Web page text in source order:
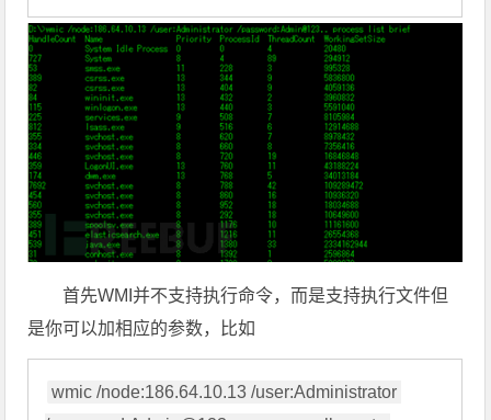
首先WMI并不支持执行命令，而是支持执行文件但
是你可以加相应的参数，比如
wmic /node:186.64.10.13 /user:Administrator